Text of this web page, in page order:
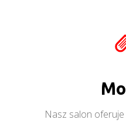
Nasz salon oferuje